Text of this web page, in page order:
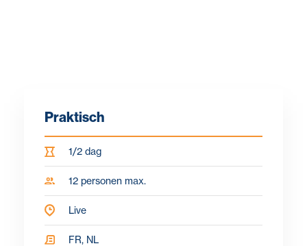
Praktisch
1/2 dag
12 personen max.
Live
FR, NL